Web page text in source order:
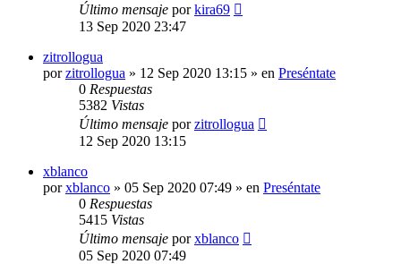
Último mensaje porkira69
13 Sep 2020 23:47
zitrollogua
porzitrollogua » 12 Sep 2020 13:15 » en Preséntate
0 Respuestas
5382 Vistas
Último mensaje porzitrollogua
12 Sep 2020 13:15
xblanco
porxblanco » 05 Sep 2020 07:49 » en Preséntate
0 Respuestas
5415 Vistas
Último mensaje porxblanco
05 Sep 2020 07:49